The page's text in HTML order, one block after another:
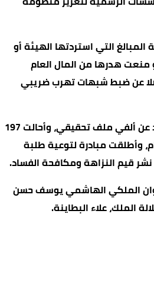
التي استردتها الهيئة أو
هدرها من المال العام
فضلا عن ضبط شبهات تهرب ضريبي
ونظرت الهيئة في ما يزيد عن ألفي ملف تحقيقي، وأحالت 197
وأطلقت مبادرة لتوعية طلبة
قيم النزاهة ومكافحة الفساد.
الملكي الهاشمي يوسف حسن
الملك، علاء البطاينة.